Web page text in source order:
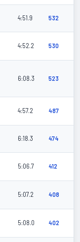
4:51.9 532
4:52.2 530
6:08.3 523
4:57.2 487
6:18.3 474
5:06.7 412
5:07.2 408
5:08.0 402